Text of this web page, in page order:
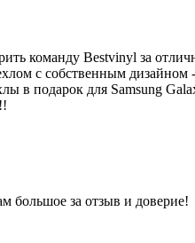
команду Bestvinyl за
с собственным дизайном
в подарок для Samsung
большое за отзыв и доверие!